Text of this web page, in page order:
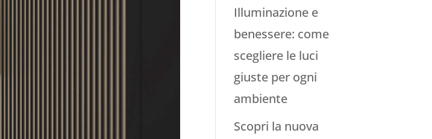
Illuminazione e
benessere: come
scegliere le luci
giuste per ogni
ambiente
Scopri la nuova